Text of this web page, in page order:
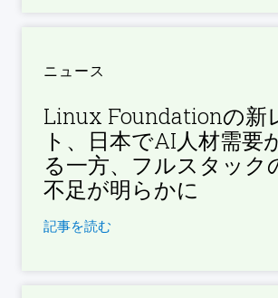
ニュース
Linux Foundationの新
ト、日本でAI人材需要
る一方、フルスタック
不足が明らかに
記事を読む